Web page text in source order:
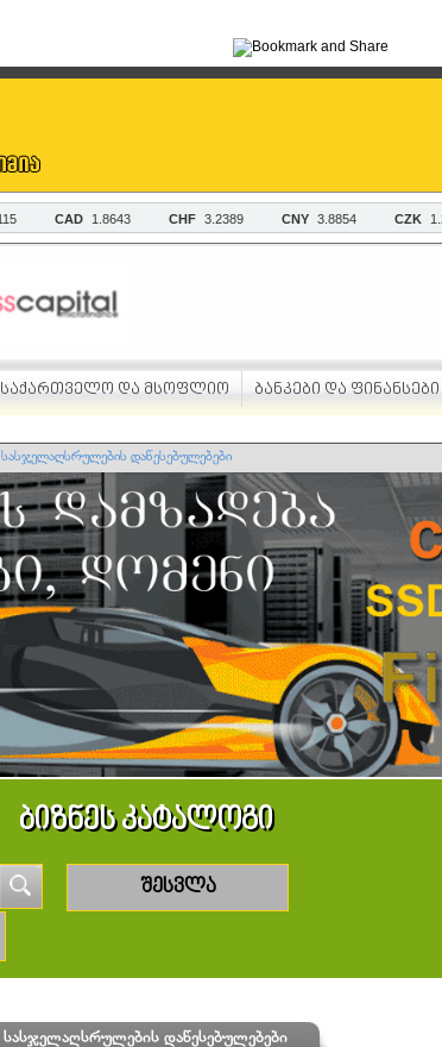
საქართველო და მსოფლიო ბანკები და ფინანსები
სასჯელაღსრულების დაწესებულებები
ბიზნეს კატალოგი
შესვლა
სასჯელაღსრულების დაწესებულებები